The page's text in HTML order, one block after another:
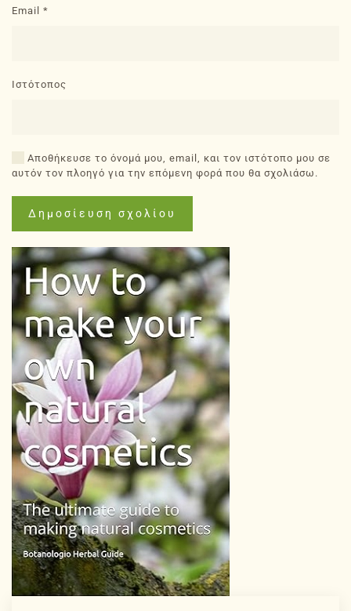
Email *
Ιστότοπος
Αποθήκευσε το όνομά μου, email, και τον ιστότοπο μου σε
αυτόν τον πλοηγό για την επόμενη φορά που θα σχολιάσω.
Δημοσίευση σχολίου